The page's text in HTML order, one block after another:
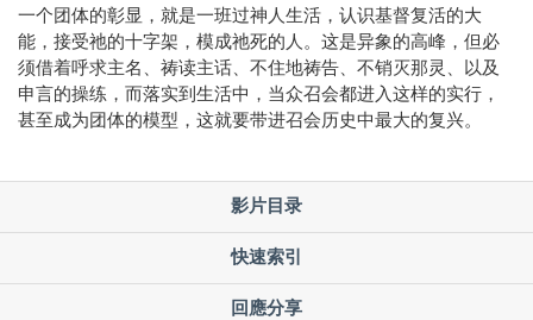
一个团体的彰显，就是一班过神人生活，认识基督复活的大
能，接受祂的十字架，模成祂死的人。这是异象的高峰，但必
须借着呼求主名、祷读主话、不住地祷告、不销灭那灵、以及
申言的操练，而落实到生活中，当众召会都进入这样的实行，
甚至成为团体的模型，这就要带进召会历史中最大的复兴。
影片目录
快速索引
回應分享